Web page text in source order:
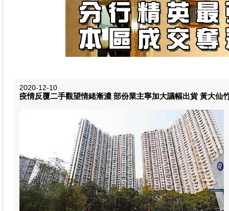
2020-12-10
疫情反覆二手觀望情緒漸濃 部份業主寧加大議幅出貨 黃大仙